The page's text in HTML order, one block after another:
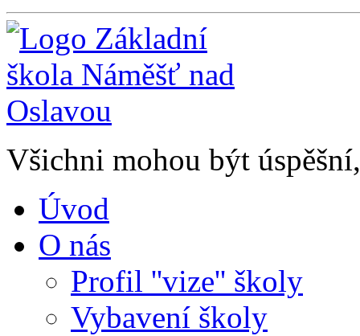
Všichni mohou být
Úvod
O nás
Profil ''vize'' školy
Vybavení školy